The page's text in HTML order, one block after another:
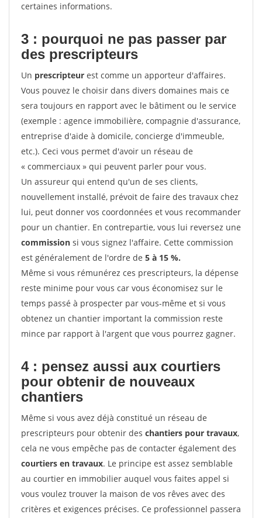
certaines informations.
3 : pourquoi ne pas passer par
des prescripteurs
Un prescripteur est comme un apporteur d'affaires.
Vous pouvez le choisir dans divers domaines mais ce
sera toujours en rapport avec le bâtiment ou le service
(exemple : agence immobilière, compagnie d'assurance,
entreprise d'aide à domicile, concierge d'immeuble,
etc.). Ceci vous permet d'avoir un réseau de
« commerciaux » qui peuvent parler pour vous.
Un assureur qui entend qu'un de ses clients,
nouvellement installé, prévoit de faire des travaux chez
lui, peut donner vos coordonnées et vous recommander
pour un chantier. En contrepartie, vous lui reversez une
commission si vous signez l'affaire. Cette commission
est généralement de l'ordre de 5 à 15 %.
Même si vous rémunérez ces prescripteurs, la dépense
reste minime pour vous car vous économisez sur le
temps passé à prospecter par vous-même et si vous
obtenez un chantier important la commission reste
mince par rapport à l'argent que vous pourrez gagner.
4 : pensez aussi aux courtiers
pour obtenir de nouveaux
chantiers
Même si vous avez déjà constitué un réseau de
prescripteurs pour obtenir des chantiers pour travaux,
cela ne vous empêche pas de contacter également des
courtiers en travaux. Le principe est assez semblable
au courtier en immobilier auquel vous faites appel si
vous voulez trouver la maison de vos rêves avec des
critères et exigences précises. Ce professionnel passera